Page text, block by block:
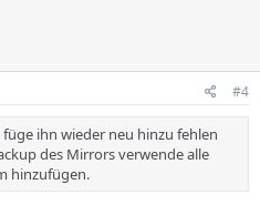
#4
ihn wieder neu hinzu fehlen
des Mirrors verwende alle
hinzufügen.